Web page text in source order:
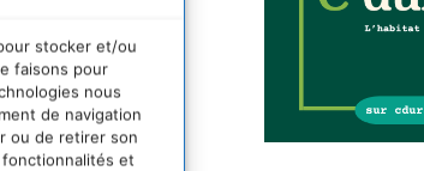
stocker et/ou
faisons pour
nous
de navigation
ou de retirer son
et
: la